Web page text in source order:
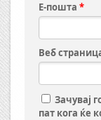
Е-пошта *
Веб
Зачувај
пат кога ќе